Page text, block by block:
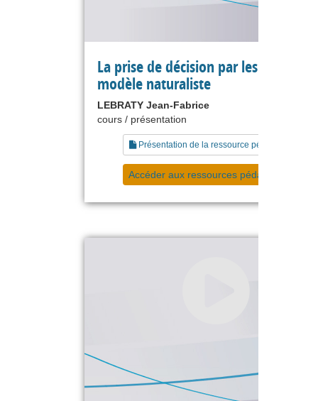
La prise de décision par les experts :
modèle naturaliste
LEBRATY Jean-Fabrice
cours / présentation
Présentation de la ressource pédagogique
Accéder aux ressources pédagogiques